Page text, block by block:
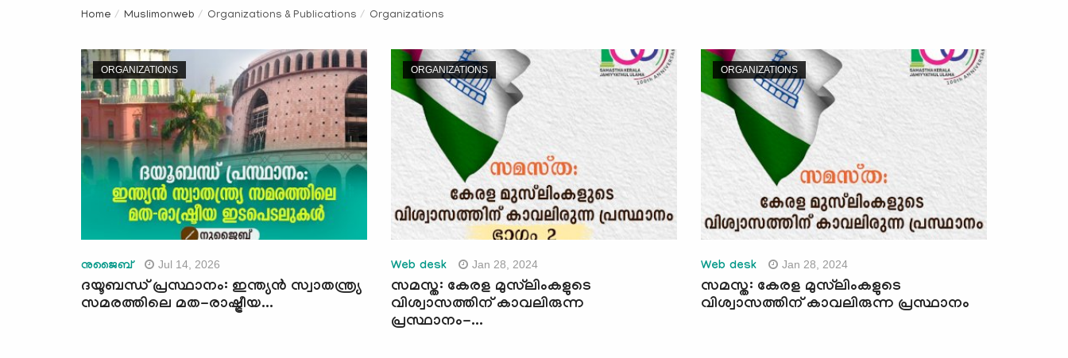
Home Muslimonweb Organizations & Publications Organizations
ORGANIZATIONS
നുജൈബ് Jul 14, 2026
ദയൂബന്ധ് പ്രസ്ഥാനം: ഇന്ത്യൻ സ്വാതന്ത്ര്യ
സമരത്തിലെ മത-രാഷ്ട്രീയ...
ORGANIZATIONS
Web desk Jan 28, 2024
സമസ്ത: കേരള മുസ്‍ലിംകളുടെ
വിശ്വാസത്തിന് കാവലിരുന്ന
പ്രസ്ഥാനം-...
ORGANIZATIONS
Web desk Jan 28, 2024
സമസ്ത: കേരള മുസ്‍ലിംകളുടെ
വിശ്വാസത്തിന് കാവലിരുന്ന പ്രസ്ഥാനം